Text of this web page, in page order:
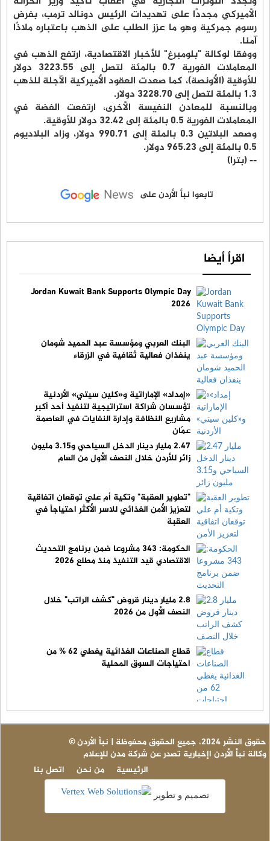
الأميركي مجددًا على تهديدات الرئيس دونالد ترمب، بفرض
رسوم جمركية وهو ما عزز الطلب على الذهب باعتباره ملاذًا
آمنا.
ووفقا لوكالة "بلومبرغ" للأخبار الاقتصادية، ارتفع الذهب في
المعاملات الفورية 0.7 بالمئة لتصل إلى 3223.55 دولار
للأوقية (الأونصة)، كما صعدت العقود الأميركية الآجلة للذهب
1.3 بالمئة لتصل إلى 3228.70 دولار.
وبالنسبة للمعادن النفيسة الأخرى، ارتفعت الفضة في
المعاملات الفورية 0.5 بالمئة إلى 32.42 دولار للأوقية.
وصعد البلاتين 0.3 بالمئة إلى 990.71 دولار، وزاد البلاديوم
0.5 بالمئة إلى 965.23 دولار.
-- (بترا)
تابعوا نبأ الأردن على
اقرأ أيضا
Jordan Kuwait Bank Supports Olympic Day
2026
البنك العربي ومؤسسة عبد الحميد شومان
ينفذان فعالية ثقافية في الزرقاء
«إمداد» الإماراتية و«كلين سيتي» الأردنية
تؤسسان شراكة استراتيجية لتنفيذ أحد أكبر
مشاريع النظافة وإدارة النفايات في العاصمة
عمّان
2.47 مليار دينار الدخل السياحي و3.15 مليون
زائر للأردن خلال النصف الأول من العام
"تطوير العقبة" وتكية أم علي توقعان اتفاقية
لتعزيز الأمن الغذائي للاسر الأكثر احتياجاً في
العقبة
الحكومة: 343 مشروعا ضمن برنامج التحديث
الاقتصادي قيد التنفيذ منذ مطلع 2026
2.8 مليار دينار قروض "كشف الراتب" خلال
النصف الأول من 2026
قطاع الصناعات الغذائية يغطي 62 % من
احتياجات السوق المحلية
© حقوق النشر 2024، جميع الحقوق محفوظة | نبأ الأردن
وكالة نبأ الأردن اإخبارية تصدر عن شركة مدن للإعلام
اتصل بنا
من نحن الرئيسية
تصميم و تطوير